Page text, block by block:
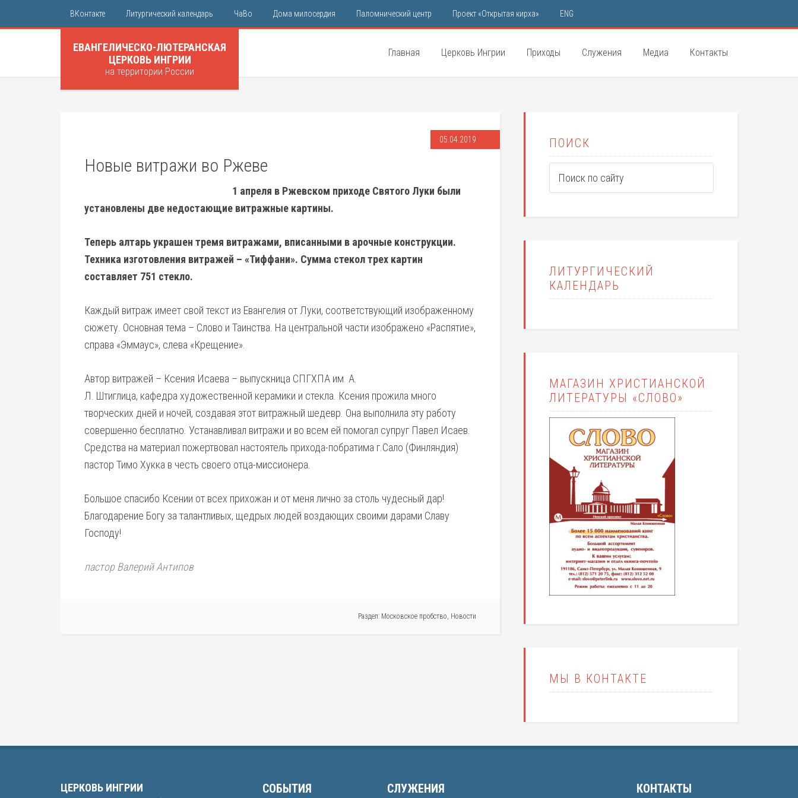
ВКонтакте Литургический календарь ЧаВо Дома милосердия Паломнический центр Проект «Открытая кирха» ENG
ЕВАНГЕЛИЧЕСКО-ЛЮТЕРАНСКАЯ
ЦЕРКОВЬ ИНГРИИ
на территории России
Главная Церковь Ингрии Приходы Служения Медиа Контакты
05.04.2019
Новые витражи во Ржеве
1 апреля в Ржевском приходе Святого Луки были
установлены две недостающие витражные картины.
Теперь алтарь украшен тремя витражами, вписанными в арочные конструкции.
Техника изготовления витражей – «Тиффани». Сумма стекол трех картин
составляет 751 стекло.
Каждый витраж имеет свой текст из Евангелия от Луки, соответствующий изображенному
сюжету. Основная тема – Слово и Таинства. На центральной части изображено «Распятие»,
справа «Эммаус», слева «Крещение».
Автор витражей – Ксения Исаева – выпускница СПГХПА им. А.
Л. Штиглица, кафедра художественной керамики и стекла. Ксения прожила много
творческих дней и ночей, создавая этот витражный шедевр. Она выполнила эту работу
совершенно бесплатно. Устанавливал витражи и во всем ей помогал супруг Павел Исаев.
Средства на материал пожертвовал настоятель прихода-побратима г.Сало (Финляндия)
пастор Тимо Хукка в честь своего отца-миссионера.
Большое спасибо Ксении от всех прихожан и от меня лично за столь чудесный дар!
Благодарение Богу за талантливых, щедрых людей воздающих своими дарами Славу
Господу!
пастор Валерий Антипов
Раздел: Московское пробство, Новости
ПОИСК
ЛИТУРГИЧЕСКИЙ
КАЛЕНДАРЬ
МАГАЗИН ХРИСТИАНСКОЙ
ЛИТЕРАТУРЫ «СЛОВО»
МЫ В КОНТАКТЕ
ЦЕРКОВЬ ИНГРИИ
СОБЫТИЯ СЛУЖЕНИЯ КОНТАКТЫ